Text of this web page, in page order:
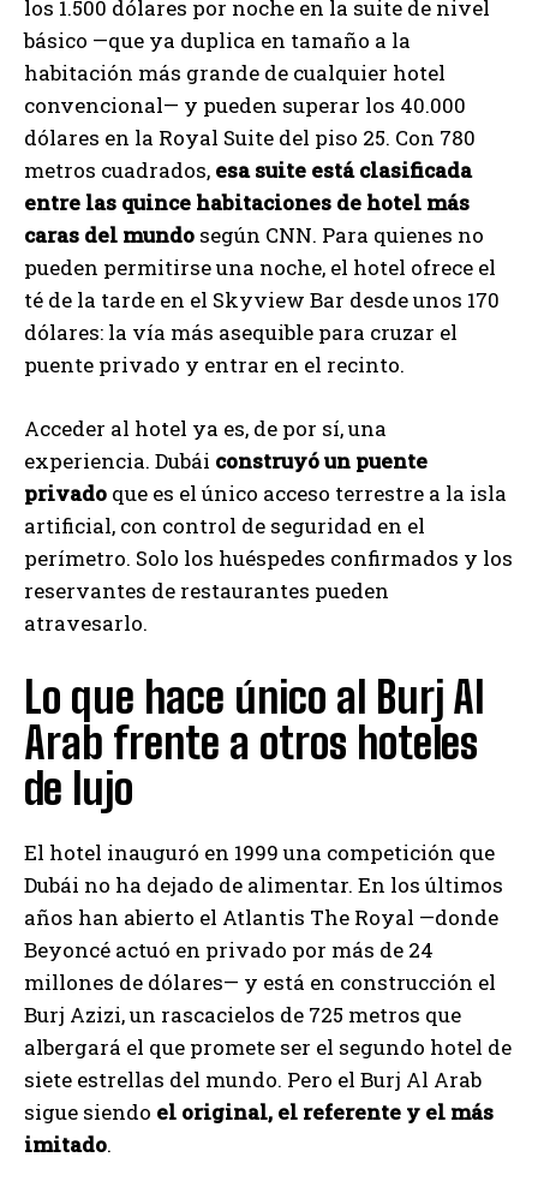
los 1.500 dólares por noche en la suite de nivel
básico —que ya duplica en tamaño a la
habitación más grande de cualquier hotel
convencional— y pueden superar los 40.000
dólares en la Royal Suite del piso 25. Con 780
metros cuadrados, esa suite está clasificada
entre las quince habitaciones de hotel más
caras del mundo según CNN. Para quienes no
pueden permitirse una noche, el hotel ofrece el
té de la tarde en el Skyview Bar desde unos 170
dólares: la vía más asequible para cruzar el
puente privado y entrar en el recinto.
Acceder al hotel ya es, de por sí, una
experiencia. Dubái construyó un puente
privado que es el único acceso terrestre a la isla
artificial, con control de seguridad en el
perímetro. Solo los huéspedes confirmados y los
reservantes de restaurantes pueden
atravesarlo.
Lo que hace único al Burj Al
Arab frente a otros hoteles
de lujo
El hotel inauguró en 1999 una competición que
Dubái no ha dejado de alimentar. En los últimos
años han abierto el Atlantis The Royal —donde
Beyoncé actuó en privado por más de 24
millones de dólares— y está en construcción el
Burj Azizi, un rascacielos de 725 metros que
albergará el que promete ser el segundo hotel de
siete estrellas del mundo. Pero el Burj Al Arab
sigue siendo el original, el referente y el más
imitado.